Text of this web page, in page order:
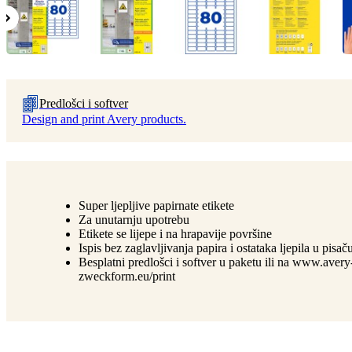
Predlošci i softver
Design and print Avery products.
Super ljepljive papirnate etikete
Za unutarnju upotrebu
Etikete se lijepe i na hrapavije površine
Ispis bez zaglavljivanja papira i ostataka ljepila u
Besplatni predlošci i softver u paketu ili na
zweckform.eu/print